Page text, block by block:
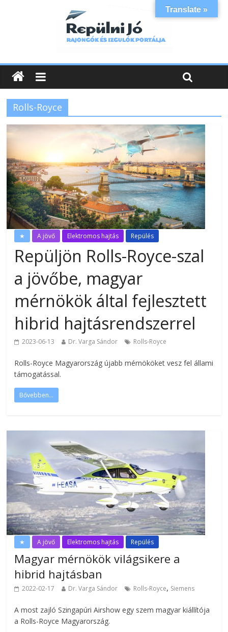
Rolls-Royce
★ A jövő Elektromos hajtás Repülés
Repüljön Rolls-Royce-szal
a jövőbe, magyar
mérnökök által fejlesztett
hibrid hajtásrendszerrel
2023-06-13 Dr. Varga Sándor Rolls-Royce
Rolls-Royce Magyarország újabb mérnököket vesz fel állami
támogatással.
Bővebben...
★ A jövő Elektromos hajtás Repülés
Magyar mérnökök világsikere a
hibrid hajtásban
2022-02-17 Dr. Varga Sándor Rolls-Royce, Siemens
A most zajló Szingapúri Airshow egy szem magyar kiállítója
a Rolls-Royce Magyarország.
Translate »